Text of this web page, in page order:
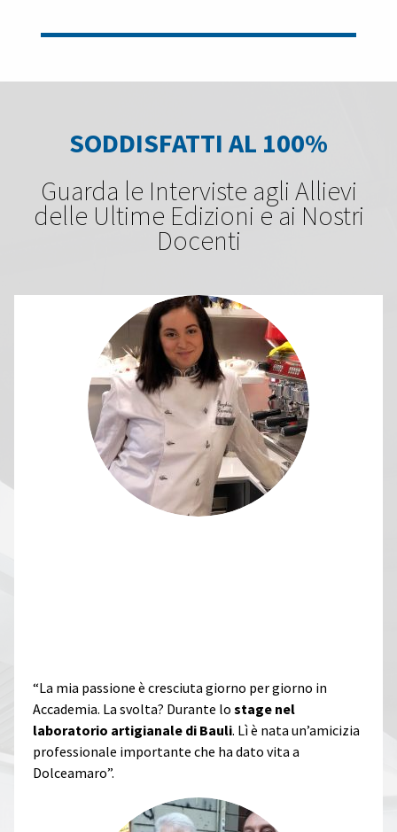
SODDISFATTI AL 100%
Guarda le Interviste agli Allievi
delle Ultime Edizioni e ai Nostri
Docenti
“La mia passione è cresciuta giorno per giorno in
Accademia. La svolta? Durante lo stage nel
laboratorio artigianale di Bauli. Lì è nata un’amicizia
professionale importante che ha dato vita a
Dolceamaro”.